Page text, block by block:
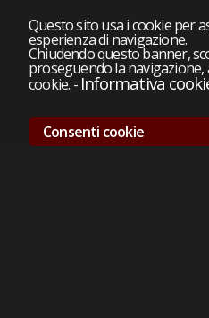
Questo sito usa i cookie per
esperienza di navigazione.
Chiudendo questo banner,
proseguendo la navigazione,
cookie. - Informativa
Consenti cookie